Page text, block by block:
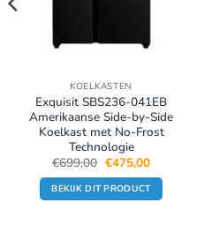
KOELKASTEN
Exquisit SBS236-041EB
Amerikaanse Side-by-Side
Koelkast met No-Frost
Technologie
€699,00 Oorspronkelijke
prijs
was:
€699,00.
€475,00Huidige
prijs
is:
€475,00.
BEKIJK DIT PRODUCT